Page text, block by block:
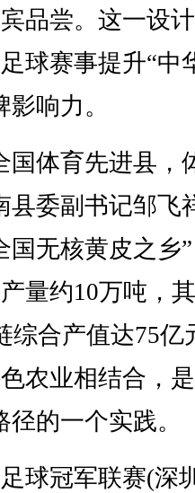
品尝。这一设
球赛事提升“中
响力。
体育先进县，
县委副书记邹飞
国无核黄皮之乡
量约10万吨，
综合产值达75亿
农业相结合，
的一个实践。
冠军联赛(深